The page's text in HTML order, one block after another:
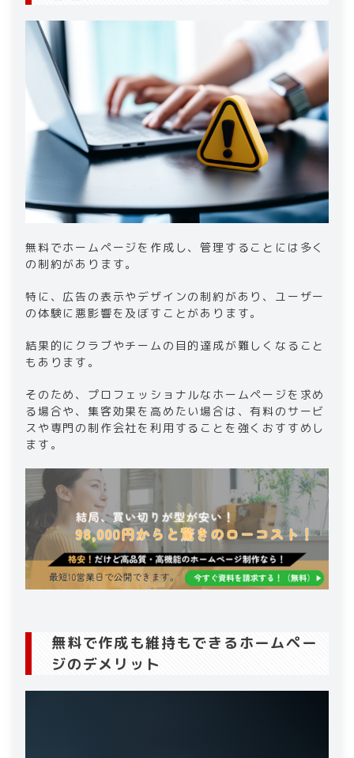
無料でホームページを作成し、管理することには多く
の制約があります。
特に、広告の表示やデザインの制約があり、ユーザー
の体験に悪影響を及ぼすことがあります。
結果的にクラブやチームの目的達成が難しくなること
もあります。
そのため、プロフェッショナルなホームページを求め
る場合や、集客効果を高めたい場合は、有料のサービ
スや専門の制作会社を利用することを強くおすすめし
ます。
無料で作成も維持もできるホームペー
ジのデメリット